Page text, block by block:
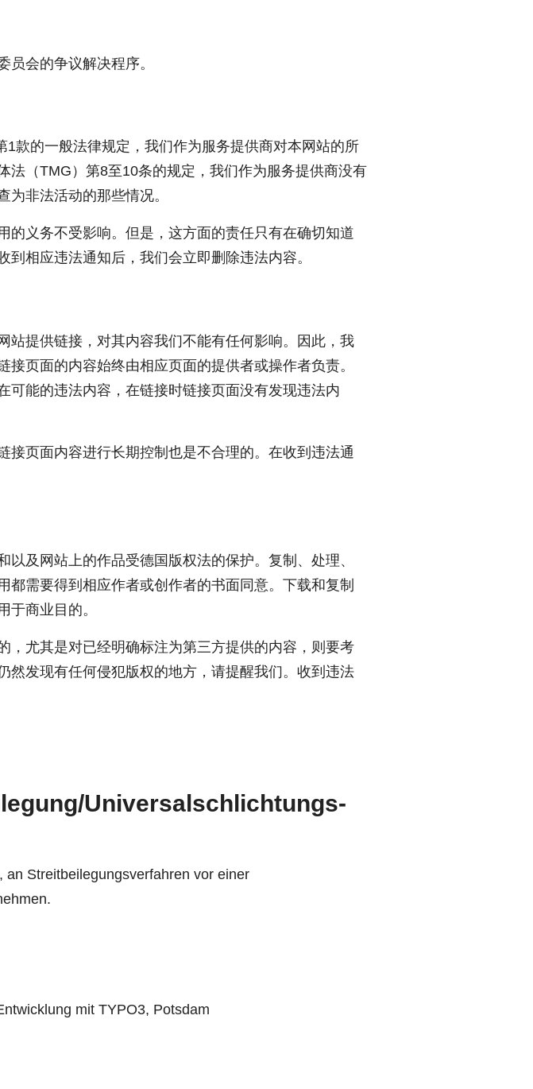
会的争议解决程序。
款的一般法律规定，我们作为服务提供商对本网站的所
法（TMG）第8至10条的规定，我们作为服务提供商没有
为非法活动的那些情况。
的义务不受影响。但是，这方面的责任只有在确切知道
相应违法通知后，我们会立即删除违法内容。
站提供链接，对其内容我们不能有任何影响。因此，我
页面的内容始终由相应页面的提供者或操作者负责。
可能的违法内容，在链接时链接页面没有发现违法内
接页面内容进行长期控制也是不合理的。在收到违法通
及网站上的作品受德国版权法的保护。复制、处理、
都需要得到相应作者或创作者的书面同意。下载和复制
于商业目的。
，尤其是对已经明确标注为第三方提供的内容，则要考
然发现有任何侵犯版权的地方，请提醒我们。收到违法
Universal­schlichtungs­
Streitbeilegungsverfahren vor einer
mit TYPO3, Potsdam